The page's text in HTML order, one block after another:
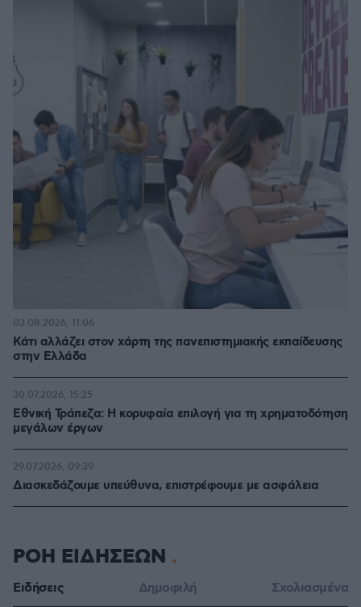
Κάτι αλλάζει στον χάρτη της πανεπιστημιακής εκπαίδευσης
στην Ελλάδα
03.08.2026, 11:06
Εθνική Τράπεζα: Η κορυφαία επιλογή για τη χρηματοδότηση
μεγάλων έργων
30.07.2026, 15:25
Διασκεδάζουμε υπεύθυνα, επιστρέφουμε με ασφάλεια
29.07.2026, 09:39
ΡΟΗ ΕΙΔΗΣΕΩΝ
Ειδήσεις Δημοφιλή Σχολιασμένα